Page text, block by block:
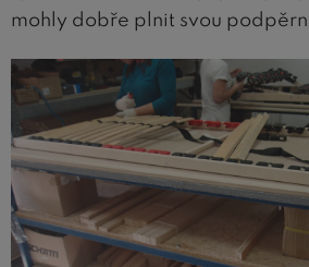
mohly dobře plnit svou